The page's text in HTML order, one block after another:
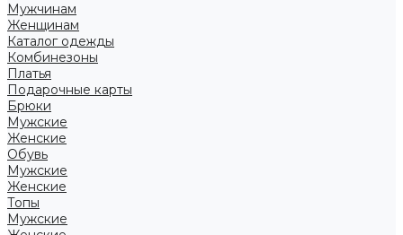
Мужчинам
Женщинам
Каталог одежды
Комбинезоны
Платья
Подарочные карты
Брюки
Мужские
Женские
Обувь
Мужские
Женские
Топы
Мужские